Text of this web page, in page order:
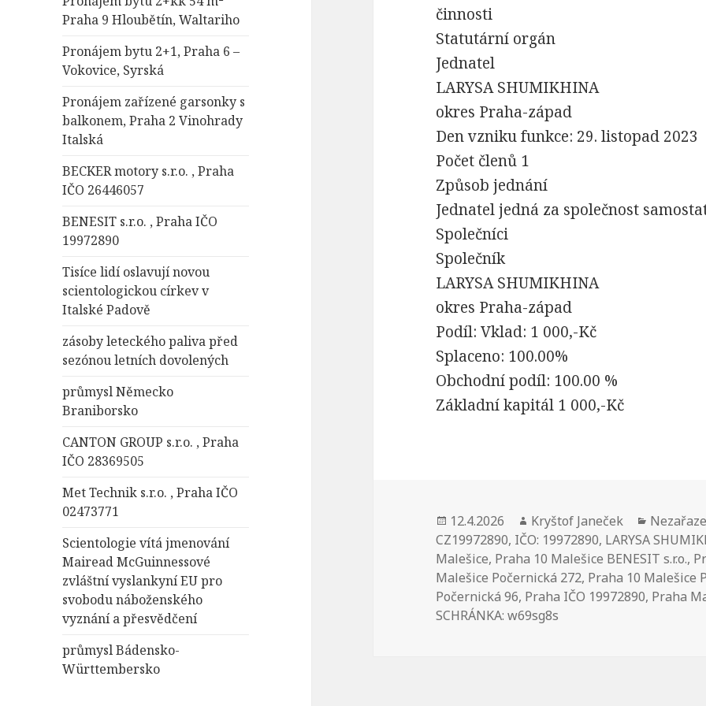
Praha 9 Hloubětín, Waltariho
Pronájem bytu 2+1, Praha 6 –
Vokovice, Syrská
Pronájem zařízené garsonky s
balkonem, Praha 2 Vinohrady
Italská
BECKER motory s.r.o. , Praha
IČO 26446057
BENESIT s.r.o. , Praha IČO
19972890
Tisíce lidí oslavují novou
scientologickou církev v
Italské Padově
zásoby leteckého paliva před
sezónou letních dovolených
průmysl Německo
Braniborsko
CANTON GROUP s.r.o. , Praha
IČO 28369505
Met Technik s.r.o. , Praha IČO
02473771
Scientologie vítá jmenování
Mairead McGuinnessové
zvláštní vyslankyní EU pro
svobodu náboženského
vyznání a přesvědčení
průmysl Bádensko-
Württembersko
činnosti
Statutární orgán
Jednatel
LARYSA SHUMIKHINA
okres Praha-západ
Den vzniku funkce: 29. listopad 2023
Počet členů 1
Způsob jednání
Jednatel jedná za společnost
Společníci
Společník
LARYSA SHUMIKHINA
okres Praha-západ
Podíl: Vklad: 1 000,-Kč
Splaceno: 100.00%
Obchodní podíl: 100.00 %
Základní kapitál 1 000,-Kč
Publikováno:
12.4.2026 Autor:
Kryštof Janeček Rubriky:
CZ19972890, IČO: 19972890, LARYSA
Malešice, Praha 10 Malešice BENESIT s.r.o.,
Malešice Počernická 272, Praha 10 Malešice
Počernická 96, Praha IČO 19972890, Praha
SCHRÁNKA: w69sg8s